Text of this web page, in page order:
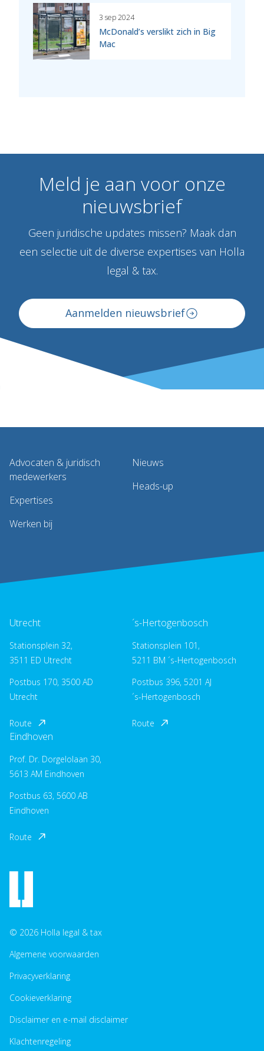
3 sep 2024
McDonald’s verslikt zich in Big
Mac
Meld je aan voor onze
nieuwsbrief
Geen juridische updates missen? Maak dan
een selectie uit de diverse expertises van Holla
legal & tax.
Aanmelden nieuwsbrief
Advocaten & juridisch
medewerkers
Expertises
Werken bij
Nieuws
Heads-up
Utrecht
Stationsplein 32,
3511 ED Utrecht
Postbus 170, 3500 AD
Utrecht
Route
´s-Hertogenbosch
Stationsplein 101,
5211 BM ´s-Hertogenbosch
Postbus 396, 5201 AJ
´s-Hertogenbosch
Route
Eindhoven
Prof. Dr. Dorgelolaan 30,
5613 AM Eindhoven
Postbus 63, 5600 AB
Eindhoven
Route
© 2026 Holla legal & tax
Algemene voorwaarden
Privacyverklaring
Cookieverklaring
Disclaimer en e-mail disclaimer
Klachtenregeling